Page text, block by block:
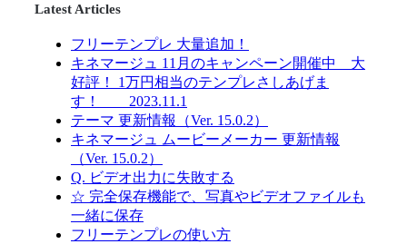
Latest Articles
フリーテンプレ 大量追加！
キネマージュ 11月のキャンペーン開催中 大
好評！ 1万円相当のテンプレさしあげま
す！ 2023.11.1
テーマ 更新情報（Ver. 15.0.2）
キネマージュ ムービーメーカー 更新情報
（Ver. 15.0.2）
Q. ビデオ出力に失敗する
☆ 完全保存機能で、写真やビデオファイルも
一緒に保存
フリーテンプレの使い方